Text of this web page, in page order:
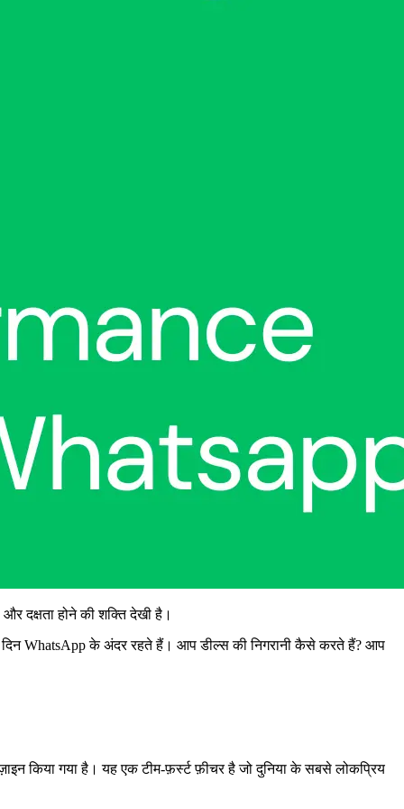
दक्षता होने की शक्ति देखी है।
WhatsApp के अंदर रहते हैं। आप डील्स की निगरानी कैसे करते हैं? आप
किया गया है। यह एक टीम-फ़र्स्ट फ़ीचर है जो दुनिया के सबसे लोकप्रिय